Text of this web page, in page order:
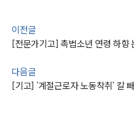
법률
법률
이전글
[전문가기고] 촉법소년 연령 하향
다음글